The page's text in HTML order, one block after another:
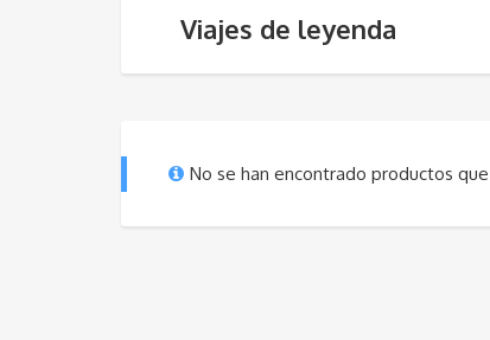
Viajes de leyenda
No se han encontrado productos